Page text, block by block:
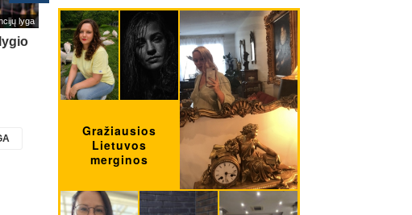
lyga Ispanijos La Liga
Vinicius liks „Real“ gretose(1)
M. Salah oficialiai
Turkijos ekipą
(3)